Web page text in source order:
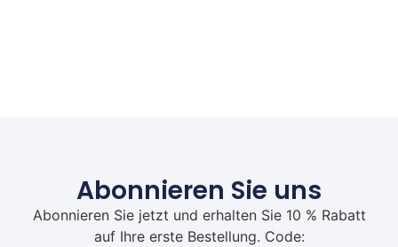
Abonnieren Sie uns
Abonnieren Sie jetzt und erhalten Sie 10 % Rabatt
auf Ihre erste Bestellung. Code: